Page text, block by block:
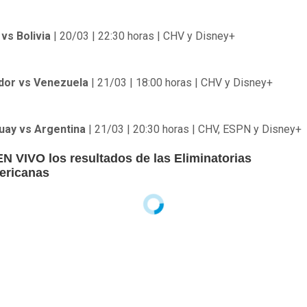
Bolivia | 20/03 | 22:30 horas | CHV y Disney+
vs Venezuela | 21/03 | 18:00 horas | CHV y Disney+
vs Argentina | 21/03 | 20:30 horas | CHV, ESPN y Disney+
VIVO los resultados de las Eliminatorias